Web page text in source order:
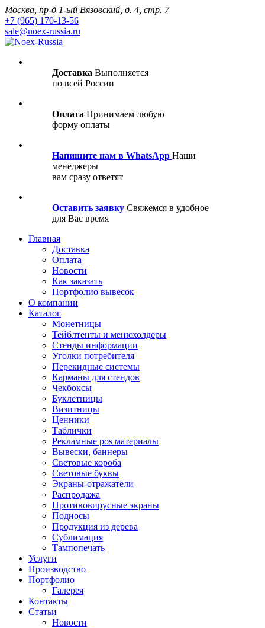
Москва, пр-д 1-ый Вязовский, д. 4, стр. 7
+7 (965) 170-13-56
sale@noex-russia.ru
Доставка Выполняется
по всей России
Оплата Принимаем любую
форму оплаты
Напишите нам в WhatsApp Наши
менеджеры
вам сразу ответят
Оставить заявку Свяжемся в удобное
для Вас время
Главная
Доставка
Оплата
Новости
Как заказать
Портфолио вывесок
О компании
Каталог
Монетницы
Тейблтенты и менюхолдеры
Стенды информации
Уголки потребителя
Перекидные системы
Карманы для стендов
Чекбоксы
Буклетницы
Визитницы
Ценники
Таблички
Рекламные pos материалы
Вывески, баннеры
Световые короба
Световые буквы
Экраны-отражатели
Распродажа
Противовирусные экраны
Подносы
Продукция из дерева
Сублимация
Тампопечать
Услуги
Производство
Портфолио
Галерея
Контакты
Статьи
Новости